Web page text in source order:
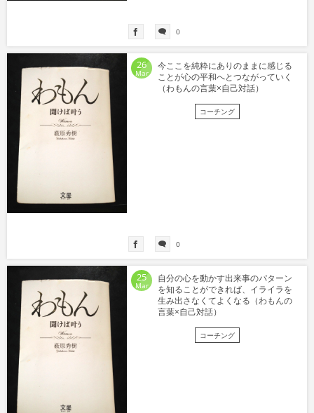
0
26
Mar
今ここを純粋にありのままに感じる
ことが心の平和へとつながっていく
（わもんの言葉×自己対話）
コーチング
0
25
Mar
自分の心を動かす出来事のパターン
を知ることができれば、イライラを
生み出さなくてよくなる（わもんの
言葉×自己対話）
コーチング